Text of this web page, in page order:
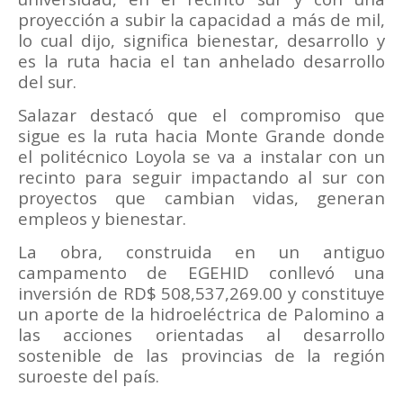
proyección a subir la capacidad a más de mil,
lo cual dijo, significa bienestar, desarrollo y
es la ruta hacia el tan anhelado desarrollo
del sur.
Salazar destacó que el compromiso que
sigue es la ruta hacia Monte Grande donde
el politécnico Loyola se va a instalar con un
recinto para seguir impactando al sur con
proyectos que cambian vidas, generan
empleos y bienestar.
La obra, construida en un antiguo
campamento de EGEHID conllevó una
inversión de RD$ 508,537,269.00 y constituye
un aporte de la hidroeléctrica de Palomino a
las acciones orientadas al desarrollo
sostenible de las provincias de la región
suroeste del país.